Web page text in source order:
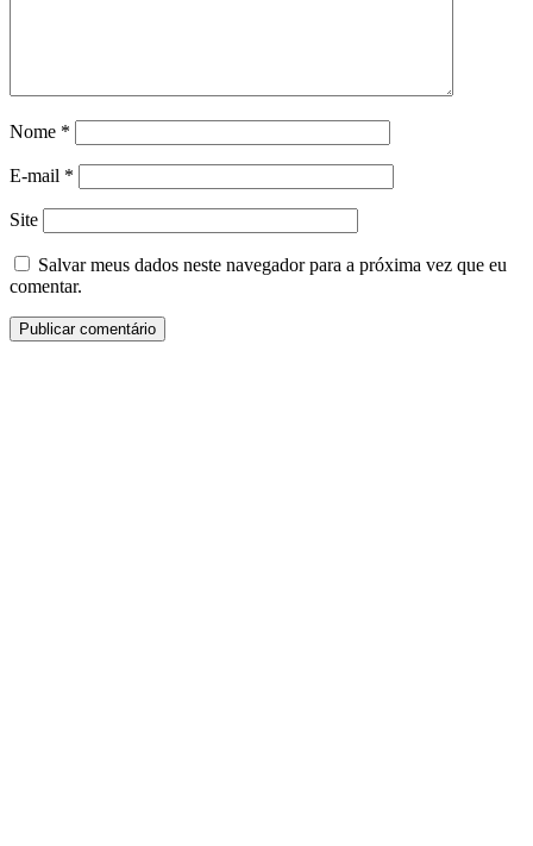
Nome *
E-mail *
Site
Salvar meus dados neste navegador para a próxima vez que eu
comentar.